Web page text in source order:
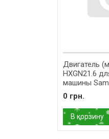
Двигатель
HXGN21.6
машины
00002R
0 грн.
В корзину